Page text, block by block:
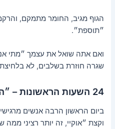
הגוף מגיב, החומר מתמקם,
״תוספת״.
ואם אתה שואל את עצמך ״מתי
שגרה חוזרת בשלבים, לא
24 השעות הראשונות – ״הלו, מה קרה פה?״
ביום הראשון הרבה אנשים
וקצת ״אוקיי, זה יותר רציני